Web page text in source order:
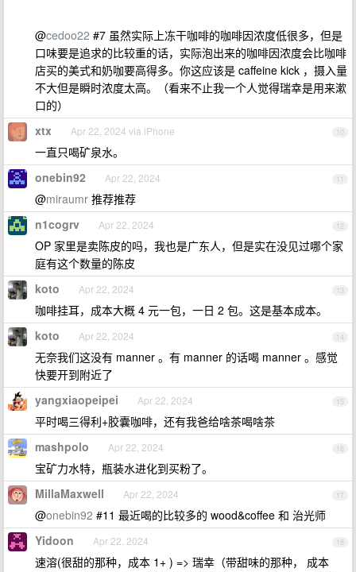
@cedoo22 #7 虽然实际上冻干咖啡的咖啡因浓度低很多，但是
口味要是追求的比较重的话，实际泡出来的咖啡因浓度会比咖啡
店买的美式和奶咖要高得多。你这应该是 caffeine kick ，摄入量
不大但是瞬时浓度太高。（看来不止我一个人觉得瑞幸是用来漱
口的）
10
xtx Apr 22, 2024 via iPhone
一直只喝矿泉水。
11
onebin92 Apr 22, 2024
@miraumr 推荐推荐
12
n1cogrv Apr 22, 2024
OP 家里是卖陈皮的吗，我也是广东人，但是实在没见过哪个家
庭有这个数量的陈皮
13
koto Apr 22, 2024
咖啡挂耳，成本大概 4 元一包，一日 2 包。这是基本成本。
14
koto Apr 22, 2024
无奈我们这没有 manner 。有 manner 的话喝 manner 。感觉
快要开到附近了
15
yangxiaopeipei Apr 22, 2024
平时喝三得利+胶囊咖啡，还有我爸给啥茶喝啥茶
16
mashpolo Apr 22, 2024
宝矿力水特，瓶装水进化到买粉了。
17
MillaMaxwell Apr 22, 2024
@onebin92 #11 最近喝的比较多的 wood&coffee 和 治光师
18
Yidoon Apr 22, 2024
速溶(很甜的那种，成本 1+ ) => 瑞幸（带甜味的那种， 成本